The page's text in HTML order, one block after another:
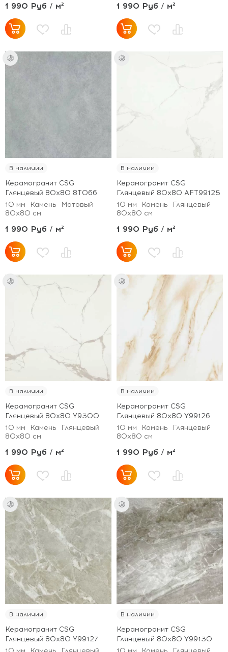
1 990 Руб / м² 1 990 Руб / м²
В наличии
Керамогранит CSG
Глянцевый 80x80 8T066
10 мм
Камень
Матовый
80x80 см
1 990 Руб / м²
В наличии
Керамогранит CSG
Глянцевый 80x80 AFT99125
10 мм
Камень
Глянцевый
80x80 см
1 990 Руб / м²
В наличии
Керамогранит CSG
Глянцевый 80x80 Y9300
10 мм
Камень
Глянцевый
80x80 см
1 990 Руб / м²
В наличии
Керамогранит CSG
Глянцевый 80x80 Y99126
10 мм
Камень
Глянцевый
80x80 см
1 990 Руб / м²
В наличии
Керамогранит CSG
Глянцевый 80x80 Y99127
В наличии
Керамогранит CSG
Глянцевый 80x80 Y99130